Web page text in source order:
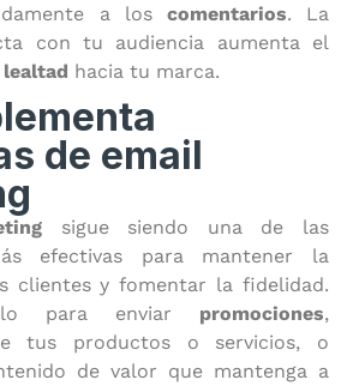
a los comentarios. La
con tu audiencia aumenta el
lealtad hacia tu marca.
de email
sigue siendo una de las
efectivas para mantener la
clientes y fomentar la fidelidad.
para enviar promociones,
tus productos o servicios, o
de valor que mantenga a